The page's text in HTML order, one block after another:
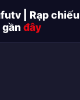
| Rạp chiếu
gầnđây